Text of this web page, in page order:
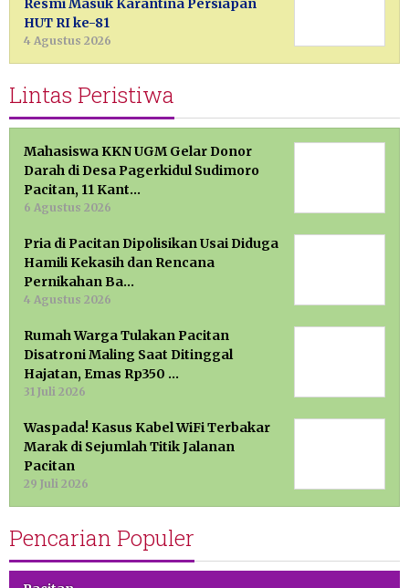
Resmi Masuk Karantina Persiapan
HUT RI ke-81
4 Agustus 2026
Lintas Peristiwa
Mahasiswa KKN UGM Gelar Donor
Darah di Desa Pagerkidul Sudimoro
Pacitan, 11 Kant…
6 Agustus 2026
Pria di Pacitan Dipolisikan Usai Diduga
Hamili Kekasih dan Rencana
Pernikahan Ba…
4 Agustus 2026
Rumah Warga Tulakan Pacitan
Disatroni Maling Saat Ditinggal
Hajatan, Emas Rp350 …
31 Juli 2026
Waspada! Kasus Kabel WiFi Terbakar
Marak di Sejumlah Titik Jalanan
Pacitan
29 Juli 2026
Pencarian Populer